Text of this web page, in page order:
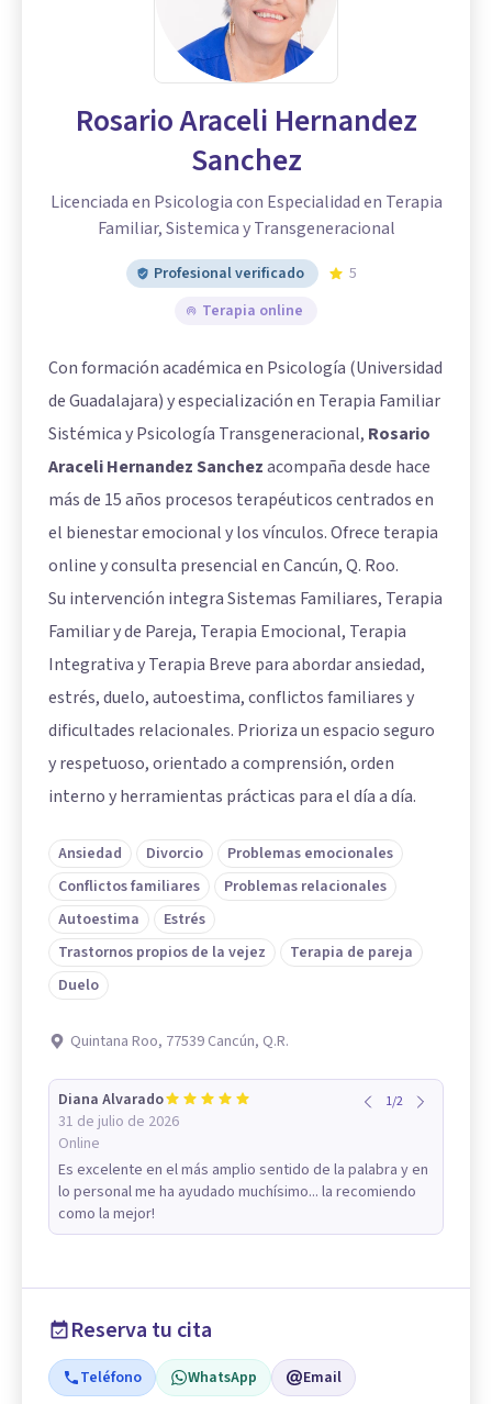
Rosario Araceli Hernandez
Sanchez
Licenciada en Psicologia con Especialidad en Terapia
Familiar, Sistemica y Transgeneracional
Profesional verificado
5
Terapia online
Con formación académica en Psicología (Universidad
de Guadalajara) y especialización en Terapia Familiar
Sistémica y Psicología Transgeneracional, Rosario
Araceli Hernandez Sanchezacompaña desde hace
más de 15 años procesos terapéuticos centrados en
el bienestar emocional y los vínculos. Ofrece terapia
online y consulta presencial en Cancún, Q. Roo.
Su intervención integra Sistemas Familiares, Terapia
Familiar y de Pareja, Terapia Emocional, Terapia
Integrativa y Terapia Breve para abordar ansiedad,
estrés, duelo, autoestima, conflictos familiares y
dificultades relacionales. Prioriza un espacio seguro
y respetuoso, orientado a comprensión, orden
interno y herramientas prácticas para el día a día.
Ansiedad Divorcio
Problemas emocionales
Conflictos familiares
Problemas relacionales
Autoestima
Estrés
Trastornos propios de la vejez
Terapia de pareja
Duelo
Quintana Roo, 77539 Cancún, Q.R.
Diana Alvarado
31 de julio de 2026
Online
1/2
Es excelente en el más amplio sentido de la palabra y en
lo personal me ha ayudado muchísimo... la recomiendo
como la mejor!
Reserva tu cita
Teléfono WhatsApp Email